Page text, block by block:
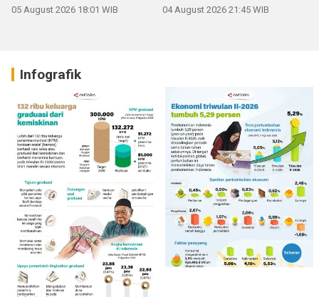
05 August 2026 18:01 WIB 04 August 2026 21:45 WIB
Infografik